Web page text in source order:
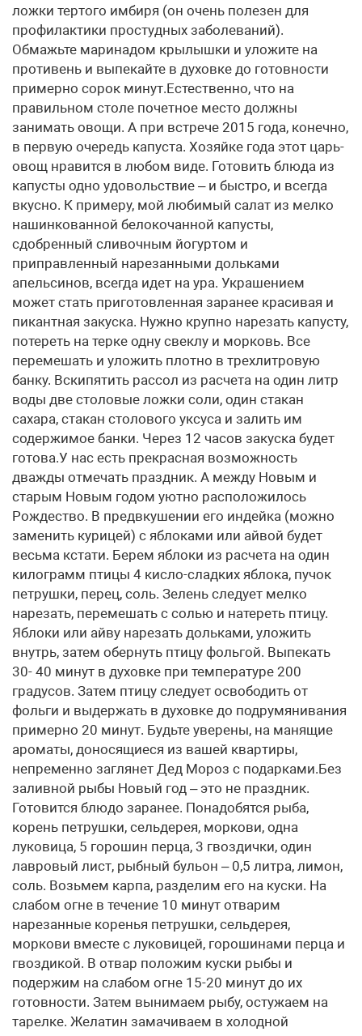
ложки тертого имбиря (он очень полезен для
профилактики простудных заболеваний).
Обмажьте маринадом крылышки и уложите на
противень и выпекайте в духовке до готовности
примерно сорок минут.Естественно, что на
правильном столе почетное место должны
занимать овощи. А при встрече 2015 года, конечно,
в первую очередь капуста. Хозяйке года этот царь-
овощ нравится в любом виде. Готовить блюда из
капусты одно удовольствие – и быстро, и всегда
вкусно. К примеру, мой любимый салат из мелко
нашинкованной белокочанной капусты,
сдобренный сливочным йогуртом и
приправленный нарезанными дольками
апельсинов, всегда идет на ура. Украшением
может стать приготовленная заранее красивая и
пикантная закуска. Нужно крупно нарезать капусту,
потереть на терке одну свеклу и морковь. Все
перемешать и уложить плотно в трехлитровую
банку. Вскипятить рассол из расчета на один литр
воды две столовые ложки соли, один стакан
сахара, стакан столового уксуса и залить им
содержимое банки. Через 12 часов закуска будет
готова.У нас есть прекрасная возможность
дважды отмечать праздник. А между Новым и
старым Новым годом уютно расположилось
Рождество. В предвкушении его индейка (можно
заменить курицей) с яблоками или айвой будет
весьма кстати. Берем яблоки из расчета на один
килограмм птицы 4 кисло-сладких яблока, пучок
петрушки, перец, соль. Зелень следует мелко
нарезать, перемешать с солью и натереть птицу.
Яблоки или айву нарезать дольками, уложить
внутрь, затем обернуть птицу фольгой. Выпекать
30- 40 минут в духовке при температуре 200
градусов. Затем птицу следует освободить от
фольги и выдержать в духовке до подрумянивания
примерно 20 минут. Будьте уверены, на манящие
ароматы, доносящиеся из вашей квартиры,
непременно заглянет Дед Мороз с подарками.Без
заливной рыбы Новый год – это не праздник.
Готовится блюдо заранее. Понадобятся рыба,
корень петрушки, сельдерея, моркови, одна
луковица, 5 горошин перца, 3 гвоздички, один
лавровый лист, рыбный бульон – 0,5 литра, лимон,
соль. Возьмем карпа, разделим его на куски. На
слабом огне в течение 10 минут отварим
нарезанные коренья петрушки, сельдерея,
моркови вместе с луковицей, горошинами перца и
гвоздикой. В отвар положим куски рыбы и
подержим на слабом огне 15-20 минут до их
готовности. Затем вынимаем рыбу, остужаем на
тарелке. Желатин замачиваем в холодной